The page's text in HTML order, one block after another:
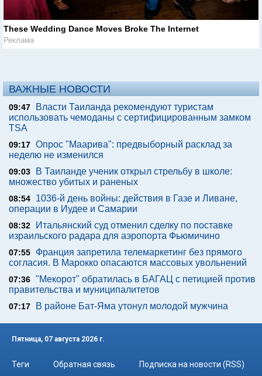
These Wedding Dance Moves Broke The Internet
Реклама
ВАЖНЫЕ НОВОСТИ
09:47
Власти Таиланда рекомендуют туристам
использовать чемоданы с сертифицированным замком
TSA
09:17 Опрос "Mаарива": предвыборный расклад за
неделю не изменился
09:03
В Таиланде ученик открыл стрельбу в школе:
множество убитых и раненых
08:54
1036-й день войны: действия в Газе и Ливане,
операции в Иудее и Самарии
08:32
Итальянский суд отменил сделку по поставке
израильского радара для аэропорта Фьюмичино
07:55
Франция запретила телемаркетинг без прямого
согласия. В Марокко опасаются массовых увольнений
07:36 "Мекорот" обратилась в БАГАЦ с петицией против
правительства и муниципалитетов
07:17 В районе Бат-Яма утонул молодой мужчина
Пятница, 07 августа 2026 г.
Теги Обратная связь
Подписка на новости (RSS)